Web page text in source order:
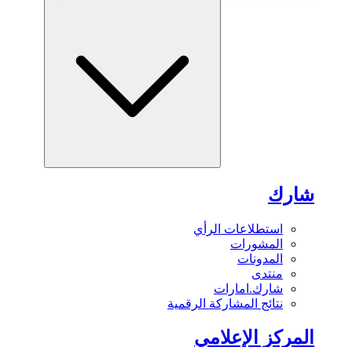
شارك
استطلاعات الرأي
المشورات
المدونات
منتدى
شارك.امارات
نتائج المشاركة الرقمية
المركز الإعلامي